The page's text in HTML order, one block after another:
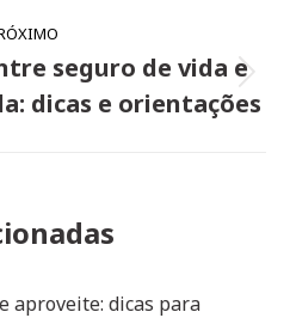
Próximo
post:
seguro de vida e
dicas e orientações
aproveite: dicas para